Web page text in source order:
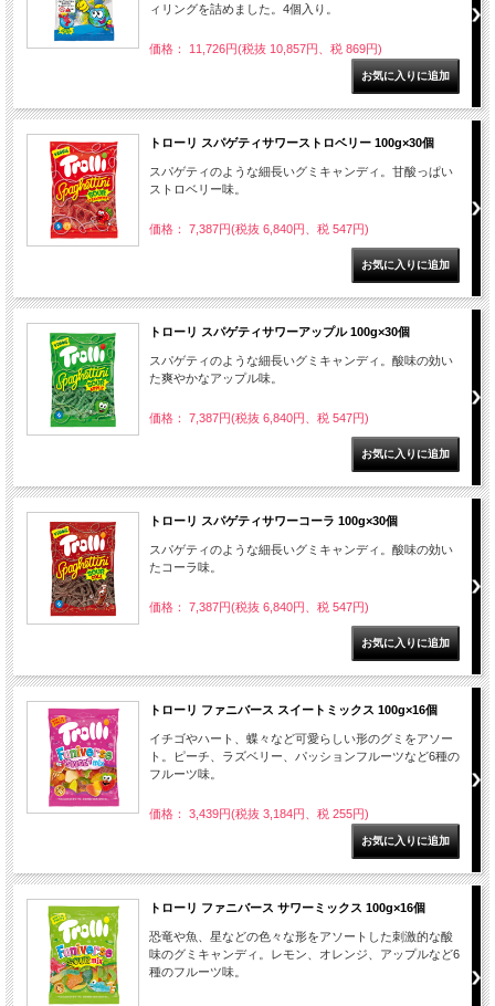
ィリングを詰めました。4個入り。
価格： 11,726円(税抜 10,857円、税 869円)
トローリ スパゲティサワーストロベリー 100g×30個
スパゲティのような細長いグミキャンディ。甘酸っぱい
ストロベリー味。
価格： 7,387円(税抜 6,840円、税 547円)
トローリ スパゲティサワーアップル 100g×30個
スパゲティのような細長いグミキャンディ。酸味の効い
た爽やかなアップル味。
価格： 7,387円(税抜 6,840円、税 547円)
トローリ スパゲティサワーコーラ 100g×30個
スパゲティのような細長いグミキャンディ。酸味の効い
たコーラ味。
価格： 7,387円(税抜 6,840円、税 547円)
トローリ ファニバース スイートミックス 100g×16個
イチゴやハート、蝶々など可愛らしい形のグミをアソー
ト。ピーチ、ラズベリー、パッションフルーツなど6種の
フルーツ味。
価格： 3,439円(税抜 3,184円、税 255円)
トローリ ファニバース サワーミックス 100g×16個
恐竜や魚、星などの色々な形をアソートした刺激的な酸
味のグミキャンディ。レモン、オレンジ、アップルなど6
種のフルーツ味。